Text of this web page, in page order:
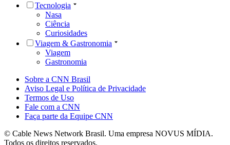
Tecnologia
Nasa
Ciência
Curiosidades
Viagem & Gastronomia
Viagem
Gastronomia
Sobre a CNN Brasil
Aviso Legal e Política de Privacidade
Termos de Uso
Fale com a CNN
Faça parte da Equipe CNN
© Cable News Network Brasil. Uma empresa NOVUS MÍDIA.
Todos os direitos reservados.